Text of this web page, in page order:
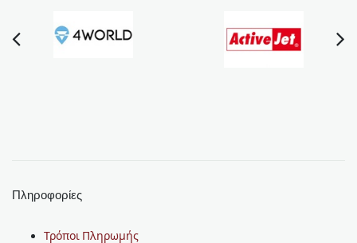
Πληροφορίες
Τρόποι Πληρωμής